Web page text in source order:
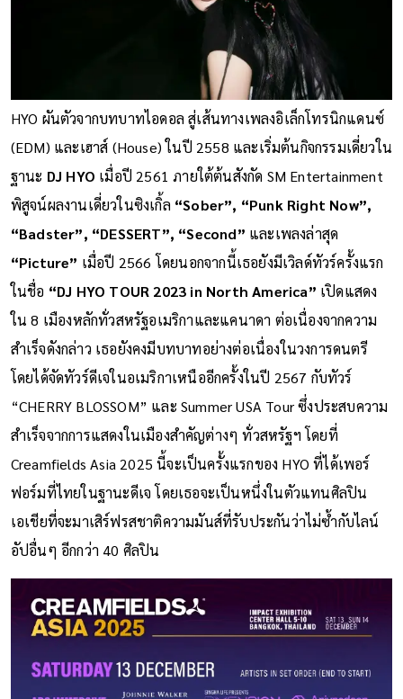
HYO ผันตัวจากบทบาทไอดอล สู่เส้นทางเพลงอิเล็กโทรนิกแดนซ์
(EDM) และเฮาส์ (House) ในปี 2558 และเริ่มต้นกิจกรรมเดี่ยวใน
ฐานะ DJ HYO เมื่อปี 2561 ภายใต้ต้นสังกัด SM Entertainment
พิสูจน์ผลงานเดี่ยวในซิงเกิ้ล “Sober”, “Punk Right Now”,
“Badster”, “DESSERT”, “Second” และเพลงล่าสุด
“Picture” เมื่อปี 2566 โดยนอกจากนี้เธอยังมีเวิลด์ทัวร์ครั้งแรก
ในชื่อ “DJ HYO TOUR 2023 in North America” เปิดแสดง
ใน 8 เมืองหลักทั่วสหรัฐอเมริกาและแคนาดา ต่อเนื่องจากความ
สำเร็จดังกล่าว เธอยังคงมีบทบาทอย่างต่อเนื่องในวงการดนตรี
โดยได้จัดทัวร์ดีเจในอเมริกาเหนืออีกครั้งในปี 2567 กับทัวร์
“CHERRY BLOSSOM” และ Summer USA Tour ซึ่งประสบความ
สำเร็จจากการแสดงในเมืองสำคัญต่างๆ ทั่วสหรัฐฯ โดยที่
Creamfields Asia 2025 นี้จะเป็นครั้งแรกของ HYO ที่ได้เพอร์
ฟอร์มที่ไทยในฐานะดีเจ โดยเธอจะเป็นหนึ่งในตัวแทนศิลปิน
เอเชียที่จะมาเสิร์ฟรสชาติความมันส์ที่รับประกันว่าไม่ซ้ำกับไลน์
อัปอื่นๆ อีกกว่า 40 ศิลปิน